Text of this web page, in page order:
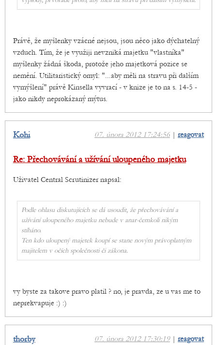
Právě, že myšlenky vzácné nejsou, jsou něco jako dýchatelný
vzduch. Tím, že je využiji nevzniká majetku "vlastníka"
myšlenky žádná škoda, protože jeho majetková pozice se
nemění. Utilitaristický omyl: "...aby měli na stravu při dalším
vymýšlení" právě Kinsella vyvrací - v knize je to na s. 14-5 -
jako nikdy neprokázaný mýtus.
07. února 2012 17:24:56 | reagovat
Kohi
Re: Přechovávání a užívání uloupeného majetku
Uživatel Central Scrutinizer napsal:
Podle ohlasu diskutujících se dá usoudit, že přechovávání a
užívání uloupeného majetku nebude v anar-čemkoli nikým
stíháno.
Ten kdo uloupený majetek koupí se stane novým právoplatným
majitelem v očích společnosti či zákona.
vy byste za takove pravo platil ? no, je pravda, ze u vas me to
neprekvapuje :) :)
07. února 2012 17:30:19| reagovat
thorby